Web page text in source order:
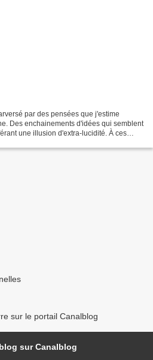
par des pensées que j'estime
Des enchainements d'idées qui semblent
une illusion d'extra-lucidité. À ces
sur le portail Canalblog
sur Canalblog